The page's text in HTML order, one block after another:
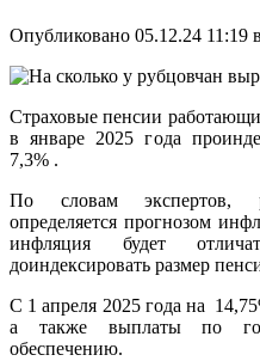
Опубликовано 05.12.24 11:19
Страховые пенсии
в январе 2025 года
7,3% .
По словам экспертов,
определяется прогнозом
инфляция будет
доиндексировать размер
С 1 апреля 2025 года на
а также выплаты по
обеспечению.